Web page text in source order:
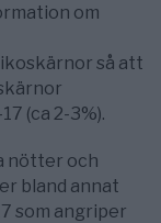
om
så att
(ca 2-3%).
nötter och
bland annat
som angriper